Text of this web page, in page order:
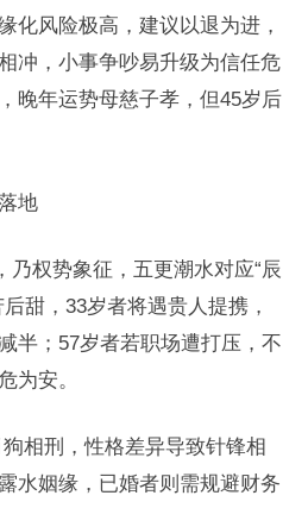
化风险极高，建议以退为进，
冲，小事争吵易升级为信任危
晚年运势母慈子孝，但45岁后
地
乃权势象征，五更潮水对应“辰
甜，33岁者将遇贵人提携，
半；57岁者若职场遭打压，不
为安。
相刑，性格差异导致针锋相
水姻缘，已婚者则需规避财务